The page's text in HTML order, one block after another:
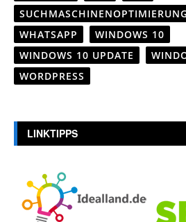
SUCHMASCHINENOPTIMIERUNG
WHATSAPP
WINDOWS 10
WINDOWS 10 UPDATE
WORDPRESS
LINKTIPPS